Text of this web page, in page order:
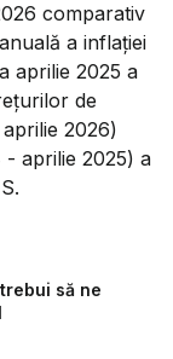
comparativ
a inflației
aprilie 2025 a
de
2026)
- aprilie 2025) a
să ne